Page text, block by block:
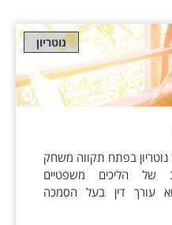
נוטריון
בפתח תקווה משחק
של הליכים משפטיים
הוא עורך דין בעל הסמכה